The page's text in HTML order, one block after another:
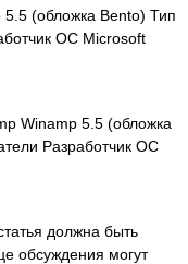
(обложка Bento) Тип
ОС Microsoft
Winamp 5.5 (обложка
Разработчик ОС
должна быть
обсуждения могут